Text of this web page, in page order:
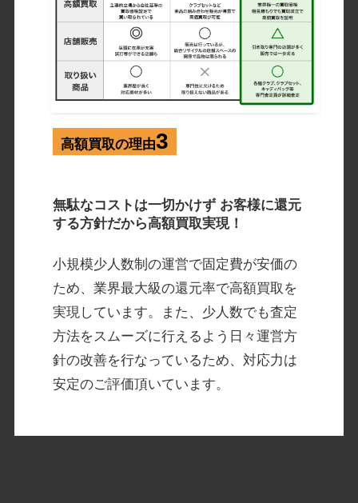
高額買取の理由3
無駄なコストは一切かけず お客様に還元
する方針だから高額買取実現！
小規模少人数制の運営で固定費が安価の
ため、業界最大級の還元率で高額買取を
実現しています。また、少人数でも査定
方法をスムーズに行えるよう日々運営方
針の改善を行なっているため、対応力は
安定のご評価頂いています。